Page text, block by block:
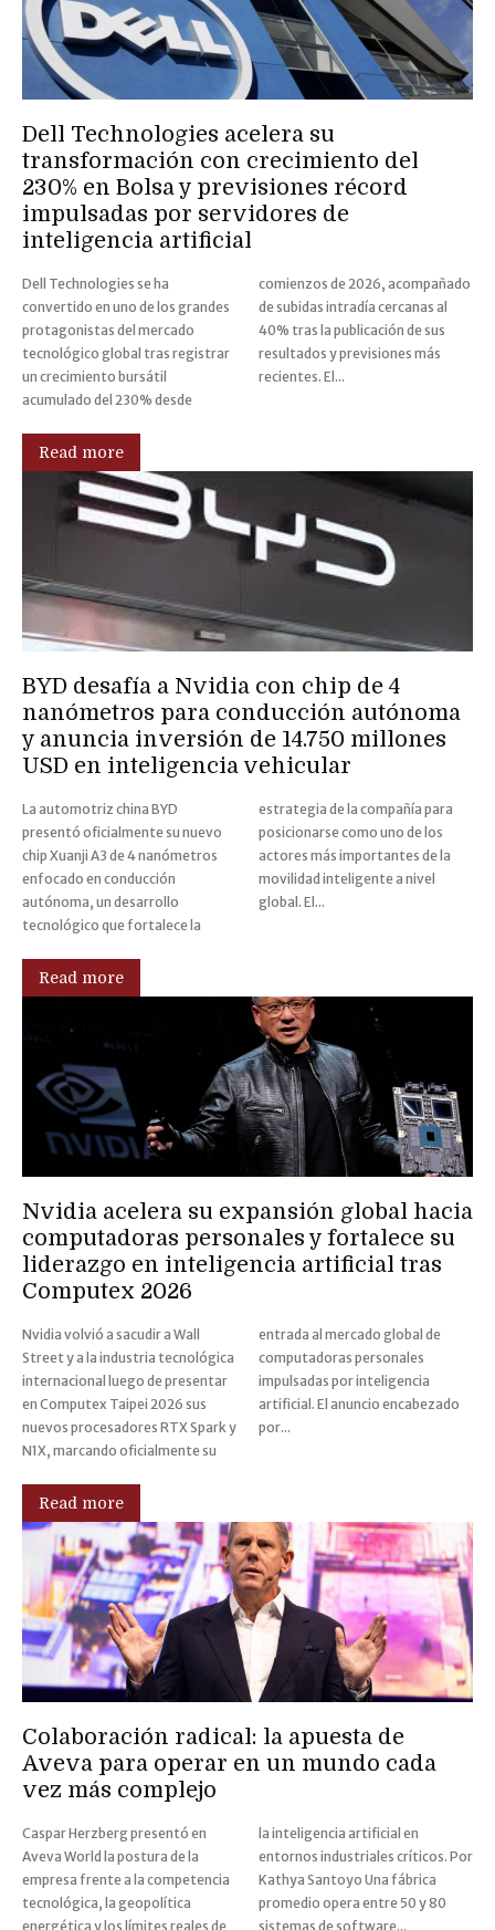
Dell Technologies acelera su
transformación con crecimiento del
230% en Bolsa y previsiones récord
impulsadas por servidores de
inteligencia artificial
Dell Technologies se ha
convertido en uno de los grandes
protagonistas del mercado
tecnológico global tras registrar
un crecimiento bursátil
acumulado del 230% desde
comienzos de 2026, acompañado
de subidas intradía cercanas al
40% tras la publicación de sus
resultados y previsiones más
recientes. El...
Read more
BYD desafía a Nvidia con chip de 4
nanómetros para conducción autónoma
y anuncia inversión de 14.750 millones
USD en inteligencia vehicular
La automotriz china BYD
presentó oficialmente su nuevo
chip Xuanji A3 de 4 nanómetros
enfocado en conducción
autónoma, un desarrollo
tecnológico que fortalece la
estrategia de la compañía para
posicionarse como uno de los
actores más importantes de la
movilidad inteligente a nivel
global. El...
Read more
Nvidia acelera su expansión global hacia
computadoras personales y fortalece su
liderazgo en inteligencia artificial tras
Computex 2026
Nvidia volvió a sacudir a Wall
Street y a la industria tecnológica
internacional luego de presentar
en Computex Taipei 2026 sus
nuevos procesadores RTX Spark y
N1X, marcando oficialmente su
entrada al mercado global de
computadoras personales
impulsadas por inteligencia
artificial. El anuncio encabezado
por...
Read more
Colaboración radical: la apuesta de
Aveva para operar en un mundo cada
vez más complejo
Caspar Herzberg presentó en
Aveva World la postura de la
empresa frente a la competencia
tecnológica, la geopolítica
energética y los límites reales de
la inteligencia artificial en
entornos industriales críticos. Por
Kathya Santoyo Una fábrica
promedio opera entre 50 y 80
sistemas de software...